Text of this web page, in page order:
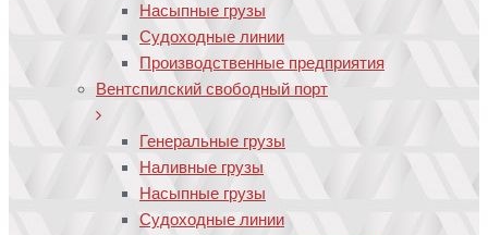
Насыпные грузы
Судоходные линии
Производственные предприятия
Вентспилский свободный порт
Генеральные грузы
Наливные грузы
Насыпные грузы
Судоходные линии